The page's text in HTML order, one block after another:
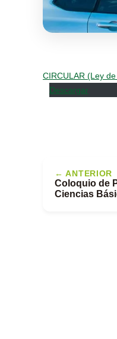
CIRCULAR (Ley
Descargar
← ANTERIOR
Coloquio de
Ciencias